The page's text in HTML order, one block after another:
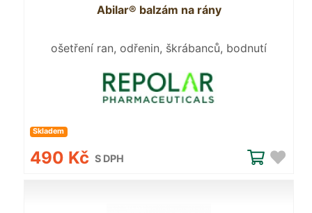
Abilar® balzám na rány
ošetření ran, odřenin, škrábanců, bodnutí
Skladem
490 Kč S DPH